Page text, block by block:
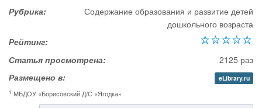
Рубрика:
Содержание образования и развитие детей
дошкольного возраста
Рейтинг:
Статья просмотрена:
2125 раз
Размещено в:
eLibrary.ru
1 МБДОУ «Борисовский Д/С «Ягодка»